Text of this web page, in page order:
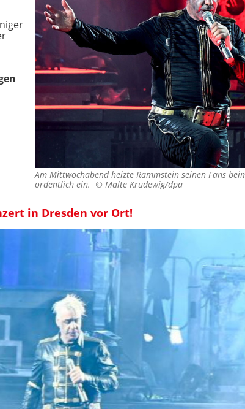
Am Mittwochabend heizte Rammstein seinen Fans
ordentlich ein. © Malte Krudewig/dpa
in Dresden vor Ort!